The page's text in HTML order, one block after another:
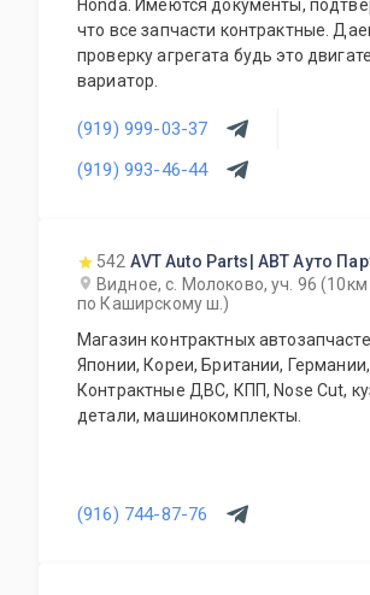
Honda. Имеются документы,
что все запчасти контрактные. Даем время на
проверку агрегата будь это
вариатор.
(919) 999-03-37
(919) 993-46-44
542 AVT Auto Parts| АВТ Ауто
Видное, с. Молоково, уч. 96
по Каширскому ш.)
Магазин контрактных
Японии, Кореи, Британии,
Контрактные ДВС, КПП, Nose Cut,
детали, машинокомплекты.
(916) 744-87-76